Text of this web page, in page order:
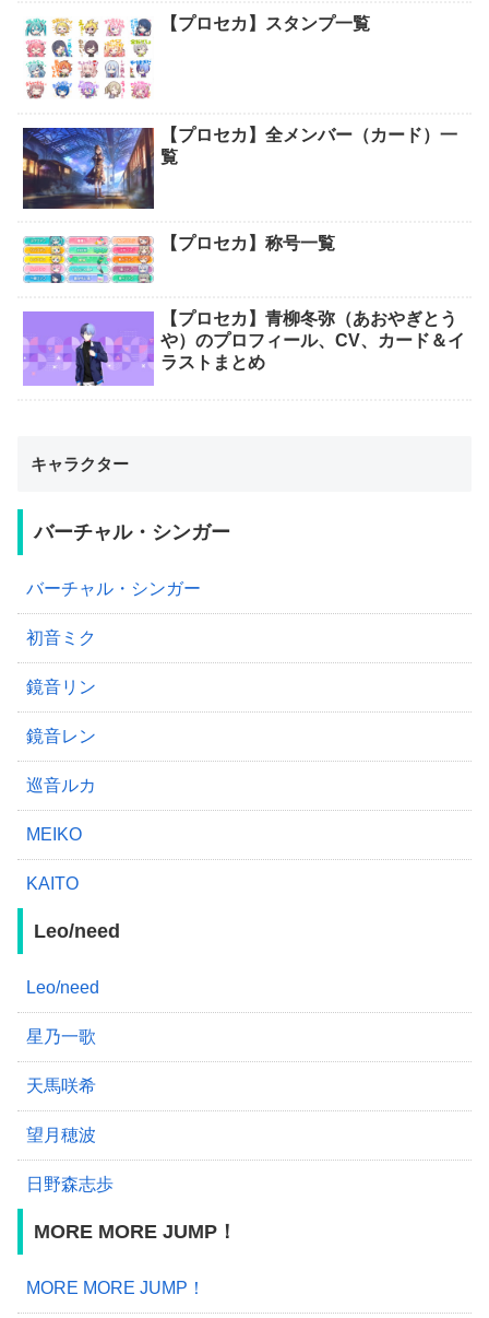
【プロセカ】スタンプ一覧
【プロセカ】全メンバー（カード）一
覧
【プロセカ】称号一覧
【プロセカ】青柳冬弥（あおやぎとう
や）のプロフィール、CV、カード＆イ
ラストまとめ
キャラクター
バーチャル・シンガー
バーチャル・シンガー
初音ミク
鏡音リン
鏡音レン
巡音ルカ
MEIKO
KAITO
Leo/need
Leo/need
星乃一歌
天馬咲希
望月穂波
日野森志歩
MORE MORE JUMP！
MORE MORE JUMP！